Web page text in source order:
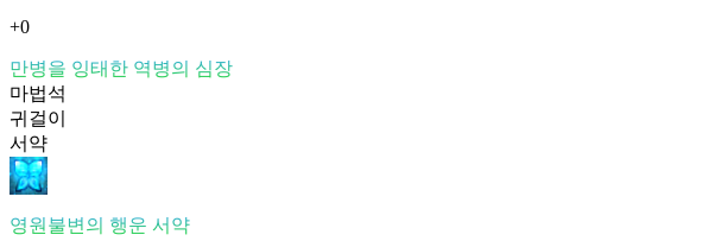
+0
만병을 잉태한 역병의 심장
마법석
귀걸이
서약
영원불변의 행운 서약